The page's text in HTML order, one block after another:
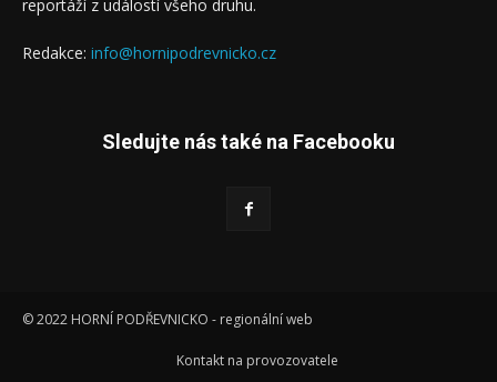
reportáží z událostí všeho druhu.
Redakce: info@hornipodrevnicko.cz
Sledujte nás také na Facebooku
© 2022 HORNÍ PODŘEVNICKO - regionální web
Kontakt na provozovatele